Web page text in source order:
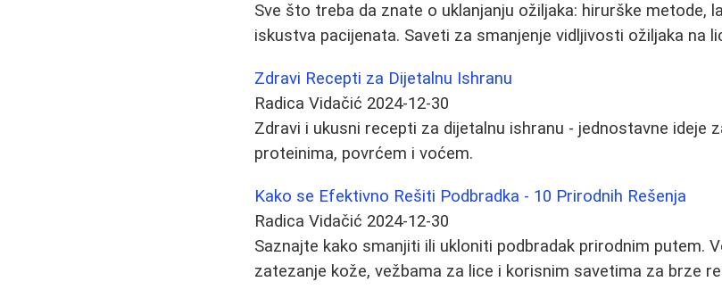
Sve što treba da znate o uklanjanju ožiljaka: hirurške metode,
iskustva pacijenata. Saveti za smanjenje vidljivosti ožiljaka na
Zdravi Recepti za Dijetalnu Ishranu
Radica Vidačić 2024-12-30
Zdravi i ukusni recepti za dijetalnu ishranu - jednostavne ideje
proteinima, povrćem i voćem.
Kako se Efektivno Rešiti Podbradka - 10 Prirodnih Rešenja
Radica Vidačić 2024-12-30
Saznajte kako smanjiti ili ukloniti podbradak prirodnim putem.
zatezanje kože, vežbama za lice i korisnim savetima za brze